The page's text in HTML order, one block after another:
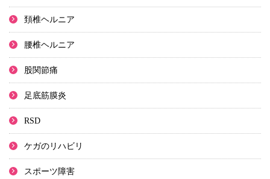
頚椎ヘルニア
腰椎ヘルニア
股関節痛
足底筋膜炎
RSD
ケガのリハビリ
スポーツ障害